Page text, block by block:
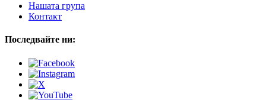
Нашата група
Контакт
Последвайте ни: